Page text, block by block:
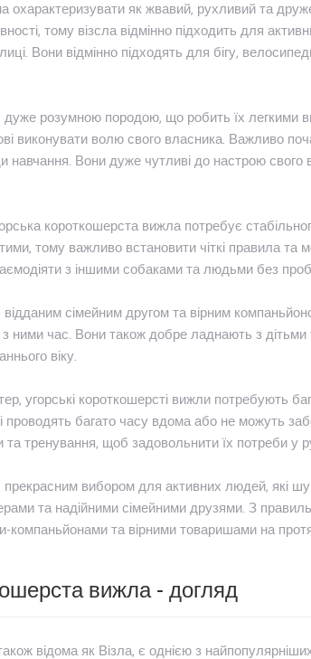
охарактеризувати як жвавий, рухливий та
тому візсла відмінно підходить для
Вони відмінно підходять для бігу,
розумною породою, що робить їх легкими
виконувати волю свого власника. Важливо
навчання. Вони дуже чутливі до настрою
короткошерста вижла потребує
тому важливо встановити чіткі правила та
з іншими собаками та людьми без
сімейним другом та вірним
ними час. Вони також добре ладнають з
віку.
угорські короткошерсті вижли потребують
багато часу вдома або не можуть
та тренування, щоб задовольнити їх потреби у
вибором для активних людей, які
та надійними сімейними друзями. З
та вірними товаришами на
вижла - догляд
відома як Візла, є однією з